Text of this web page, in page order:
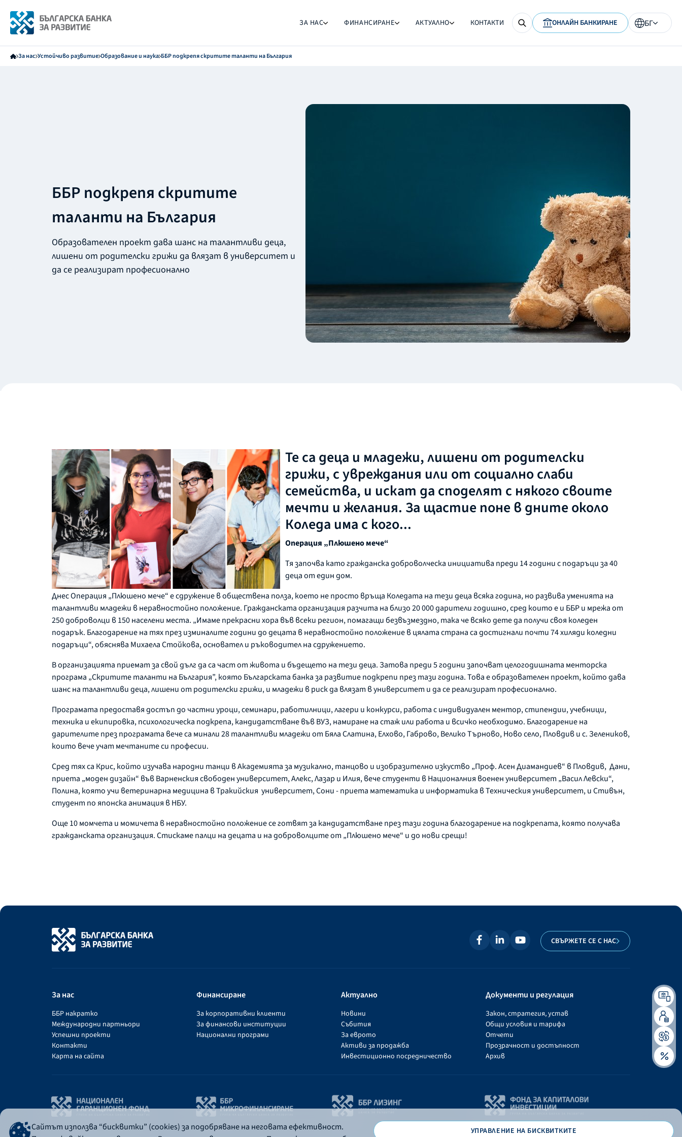
ЗА НАС ФИНАНСИРАНЕ АКТУАЛНО КОНТАКТИ ОНЛАЙН БАНКИРАНЕ БГ
За нас Устойчиво развитие Образование и наука ББР подкрепя скритите таланти на България
ББР подкрепя скритите
таланти на България
Образователен проект дава шанс на талантливи деца,
лишени от родителски грижи да влязат в университет и
да се реализират професионално
Те са деца и младежи, лишени от родителски
грижи, с увреждания или от социално слаби
семейства, и искат да споделят с някого своите
мечти и желания. За щастие поне в дните около
Коледа има с кого...
Операция „Плюшено мече“
Тя започва като гражданска доброволческа инициатива преди 14 години с подаръци за 40
деца от един дом.
Днес Операция „Плюшено мече“ е сдружение в обществена полза, което не просто връща Коледата на тези деца всяка година, но развива уменията на
талантливи младежи в неравностойно положение. Гражданската организация разчита на близо 20 000 дарители годишно, сред които е и ББР и мрежа от
250 доброволци в 150 населени места. „Имаме прекрасни хора във всеки регион, помагащи безвъзмездно, така че всяко дете да получи своя коледен
подарък. Благодарение на тях през изминалите години до децата в неравностойно положение в цялата страна са достигнали почти 74 хиляди коледни
подаръци“, обяснява Михаела Стойкова, основател и ръководител на сдружението.
В организацията приемат за свой дълг да са част от живота и бъдещето на тези деца. Затова преди 5 години започват целогодишната менторска
програма „Скритите таланти на България”, която Българската банка за развитие подкрепи през тази година. Това е образователен проект, който дава
шанс на талантливи деца, лишени от родителски грижи, и младежи в риск да влязат в университет и да се реализират професионално.
Програмата предоставя достъп до частни уроци, семинари, работилници, лагери и конкурси, работа с индивидуален ментор, стипендии, учебници,
техника и екипировка, психологическа подкрепа, кандидатстване във ВУЗ, намиране на стаж или работа и всичко необходимо. Благодарение на
дарителите през програмата вече са минали 28 талантливи младежи от Бяла Слатина, Елхово, Габрово, Велико Търново, Ново село, Пловдив и с. Зелеников,
които вече учат мечтаните си професии.
Сред тях са Крис, който изучава народни танци в Академията за музикално, танцово и изобразително изкуство „Проф. Асен Диамандиев“ в Пловдив, Дани,
приета „моден дизайн“ във Варненския свободен университет, Алекс, Лазар и Илия, вече студенти в Националния военен университет „Васил Левски“,
Полина, която учи ветеринарна медицина в Тракийския университет, Сони - приета математика и информатика в Техническия университет, и Стивън,
студент по японска анимация в НБУ.
Още 10 момчета и момичета в неравностойно положение се готвят за кандидатстване през тази година благодарение на подкрепата, която получава
гражданската организация. Стискаме палци на децата и на доброволците от „Плюшено мече“ и до нови срещи!
СВЪРЖЕТЕ СЕ С НАС
За нас
ББР накратко
Международни партньори
Успешни проекти
Контакти
Карта на сайта
Финансиране
За корпоративни клиенти
За финансови институции
Национални програми
Актуално
Новини
Събития
За еврото
Активи за продажба
Инвестиционно посредничество
Документи и регулация
Закон, стратегия, устав
Общи условия и тарифа
Отчети
Прозрачност и достъпност
Архив
Сайтът използва “бисквитки” (cookies) за подобряване на неговата ефективност.
УПРАВЛЕНИЕ НА БИСКВИТКИТЕ